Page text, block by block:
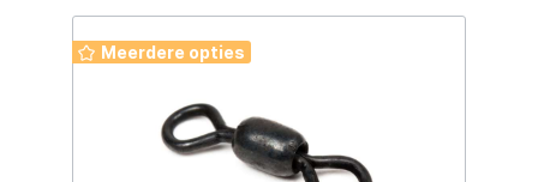
Meerdere opties